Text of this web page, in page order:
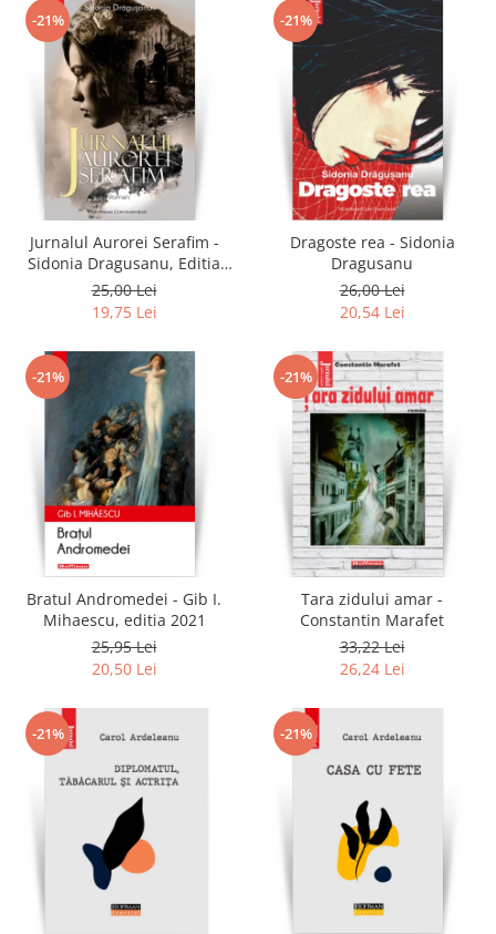
-21%
Jurnalul Aurorei Serafim -
Sidonia Dragusanu, Editia
2020
25,00 Lei
19,75 Lei
-21%
Dragoste rea - Sidonia
Dragusanu
26,00 Lei
20,54 Lei
-21%
Bratul Andromedei - Gib I.
Mihaescu, editia 2021
25,95 Lei
20,50 Lei
-21%
Tara zidului amar -
Constantin Marafet
33,22 Lei
26,24 Lei
-21% -21%